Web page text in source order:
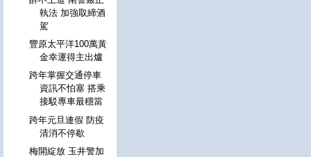
執法 加強取締酒
駕
豐原太平洋100萬黃
金幸運得主出爐
跨年掌握交通停車
資訊不怕塞 搭乘
接駁專車最穩當
跨年元旦連假 防疫
清消不停歇
梅開綻放 玉井警加